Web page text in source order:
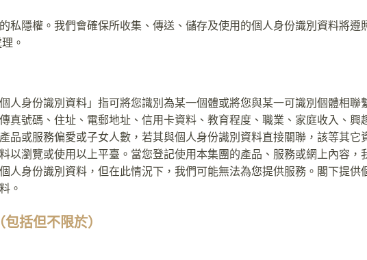
私隱權。我們會確保所收集、傳送、儲存及使用的個人身份識別資料將
。
人身份識別資料」指可將您識別為某一個體或將您與某一可識別個體相
真號碼、住址、電郵地址、信用卡資料、教育程度、職業、家庭收入、興
品或服務偏愛或子女人數，若其與個人身份識別資料直接關聯，該等其它
以瀏覽或使用以上平臺。當您登記使用本集團的產品、服務或網上內容
人身份識別資料，但在此情況下，我們可能無法為您提供服務。閣下提供
。
括但不限於）